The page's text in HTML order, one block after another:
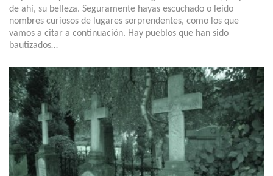
de ahí, su belleza. Seguramente hayas escuchado o leído
nombres curiosos de lugares sorprendentes, como los que
vamos a citar a continuación. Hay pueblos que han sido
bautizados…